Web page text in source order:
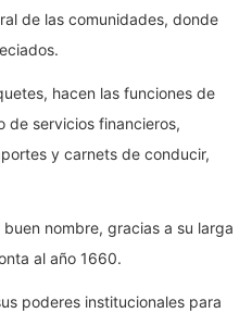
de las comunidades, donde
hacen las funciones de
de servicios financieros,
y carnets de conducir,
nombre, gracias a su larga
al año 1660.
poderes institucionales para